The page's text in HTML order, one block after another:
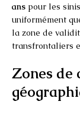
ans pour les
uniformément
la zone de
transfrontaliers
Zones de